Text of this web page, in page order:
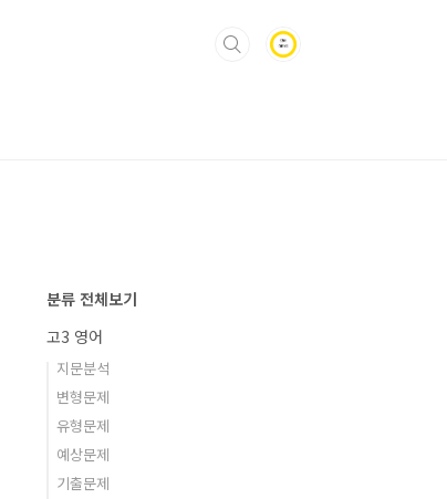
분류 전체보기
고3 영어
지문분석
변형문제
유형문제
예상문제
기출문제